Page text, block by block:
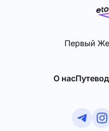
Первый
О нас